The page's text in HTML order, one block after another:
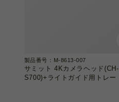
製品番号：M-8613-007
サミット 4Kカメラヘッド(CH-
S700)+ライトガイド用トレー